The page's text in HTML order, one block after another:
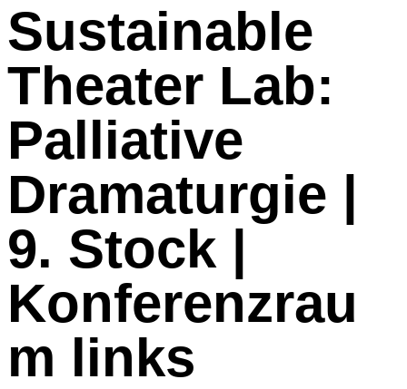
Sustainable
Theater Lab:
Palliative
Dramaturgie |
9. Stock |
Konferenzrau
m links